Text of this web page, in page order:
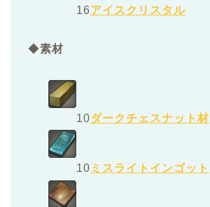
16アイスクリスタル
◆素材
10ダークチェスナット材
10 ミスライトインゴット